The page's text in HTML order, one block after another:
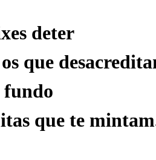
deter
que
fundo
que te